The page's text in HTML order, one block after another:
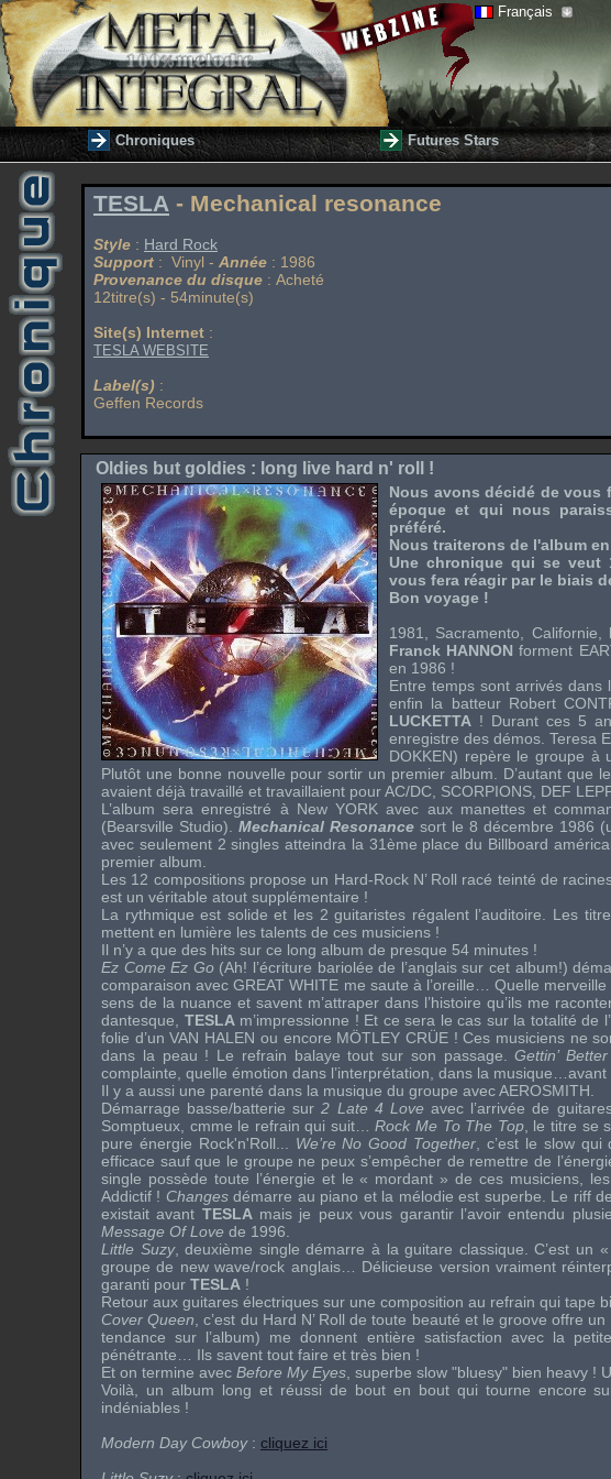
Français
Chroniques Futures Stars
TESLA - Mechanical resonance
Style : Hard Rock
Support : Vinyl - Année : 1986
Provenance du disque : Acheté
12titre(s) - 54minute(s)
Site(s) Internet :
TESLA WEBSITE
Label(s) :
Geffen Records
Oldies but goldies : long live hard n' roll !
Nous avons décidé de vous
époque et qui nous
préféré.
Nous traiterons de l'album
Une chronique qui se veut
vous fera réagir par le biais
Bon voyage !
1981, Sacramento, Californie,
Franck HANNON forment
en 1986 !
Entre temps sont arrivés
enfin la batteur Robert
LUCKETTA ! Durant ces 5
enregistre des démos.Teresa
DOKKEN) repère le groupe à
Plutôt une bonne nouvelle pour sortir un premier album. D’autant que
avaient déjà travaillé et travaillaient pourAC/DC SCORPIONS DEF
L’album sera enregistré à New YORK avec aux manettes et
(Bearsville Studio). Mechanical Resonance sort le 8 décembre 1986
avec seulement 2 singles atteindra la 31ème place du Billboard
premier album.
Les 12 compositions propose un Hard-Rock N’ Roll racé teinté de
est un véritable atout supplémentaire !
La rythmique est solide et les 2 guitaristes régalent l’auditoire. Les
mettent en lumière les talents de ces musiciens !
Il n’y a que des hits sur ce long album de presque 54 minutes !
Ez Come Ez Go(Ah! l’écriture bariolée de l’anglais sur cet album!)
comparaison avecGREAT WHITE me saute à l’oreille… Quelle
sens de la nuance et savent m’attraper dans l’histoire qu’ils me
dantesque, TESLA m’impressionne ! Et ce sera le cas sur la totalité de
folie d’unVAN HALEN ou encore MÖTLEY CRÜE! Ces musiciens ne
dans la peau ! Le refrain balaye tout sur son passage.Gettin’ Better
complainte, quelle émotion dans l’interprétation, dans la musique…avant
Il y a aussi une parenté dans la musique du groupe avecAEROSMITH
Démarrage basse/batterie sur2 Late 4 Love avec l’arrivée de
Somptueux, cmme le refrain qui suit…Rock Me To The Top, le titre se
pure énergie Rock'n'Roll... We’re No Good Together , c’est le slow
efficace sauf que le groupe ne peux s’empêcher de remettre de
single possède toute l’énergie et le « mordant » de ces musiciens,
Addictif ! Changesdémarre au piano et la mélodie est superbe. Le riff
existait avant TESLA mais je peux vous garantir l’avoir entendu
Message Of Love de 1996.
Little Suzy, deuxième single démarre à la guitare classique. C’est un
groupe de new wave/rock anglais… Délicieuse version vraiment
garanti pour TESLA !
Retour aux guitares électriques sur une composition au refrain qui tape
Cover Queen , c’est du Hard N’ Roll de toute beauté et le groove offre
tendance sur l’album) me donnent entière satisfaction avec la
pénétrante… Ils savent tout faire et très bien !
Et on termine avec Before My Eyes , superbe slow "bluesy" bien heavy !
Voilà, un album long et réussi de bout en bout qui tourne encore
indéniables !
Modern Day Cowboy: cliquez ici